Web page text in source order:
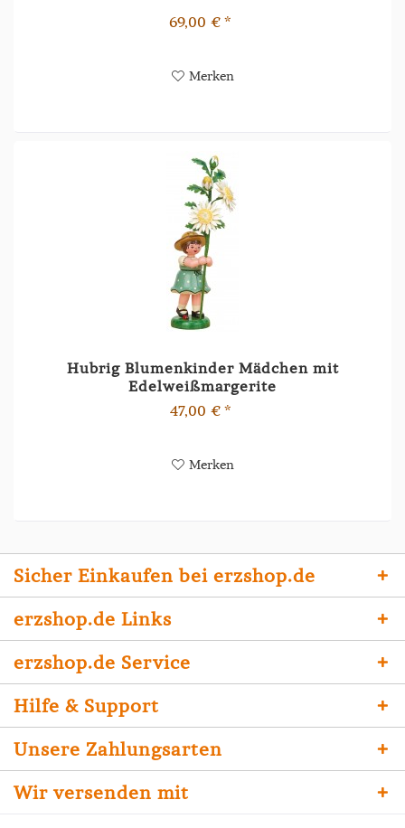
69,00 € *
Merken
Hubrig Blumenkinder Mädchen mit
Edelweißmargerite
47,00 € *
Merken
Sicher Einkaufen bei erzshop.de
erzshop.de Links
erzshop.de Service
Hilfe & Support
Unsere Zahlungsarten
Wir versenden mit